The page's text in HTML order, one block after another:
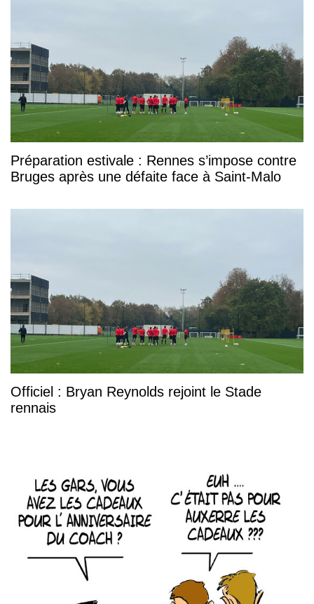
Préparation estivale : Rennes s’impose contre
Bruges après une défaite face à Saint-Malo
Officiel : Bryan Reynolds rejoint le Stade
rennais